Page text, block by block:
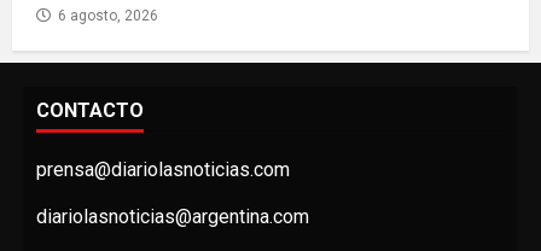
6 agosto, 2026
CONTACTO
prensa@diariolasnoticias.com
diariolasnoticias@argentina.com